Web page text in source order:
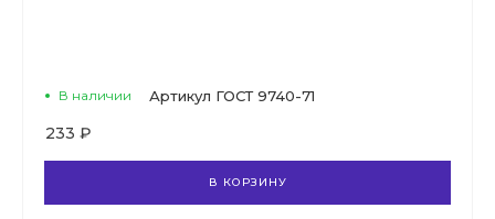
В наличии Артикул ГОСТ 9740-71
233 ₽
В КОРЗИНУ